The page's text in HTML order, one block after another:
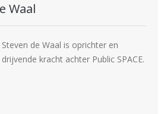
Waal
Steven de Waal is oprichter en
drijvende kracht achter Public SPACE.